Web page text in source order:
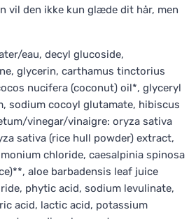
vil den ikke kun glæde dit hår, men
eau, decyl glucoside,
glycerin, carthamus tinctorius
nucifera (coconut) oil*, glyceryl
sodium cocoyl glutamate, hibiscus
vinegar/vinaigre: oryza sativa
sativa (rice hull powder) extract,
chloride, caesalpinia spinosa
aloe barbadensis leaf juice
phytic acid, sodium levulinate,
acid, lactic acid, potassium